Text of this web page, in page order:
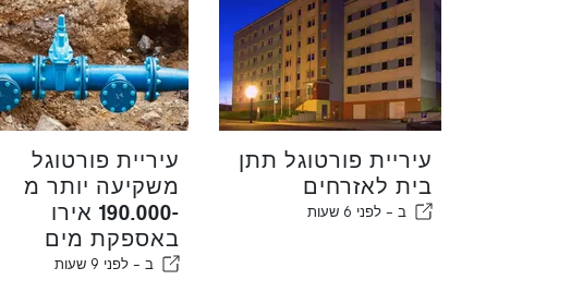
עיריית פורטוגל תתן
בית לאזרחים
ב - לפני 6 שעות
עיריית פורטוגל
משקיעה יותר מ
-190.000 אירו
באספקת מים
ב - לפני 9 שעות